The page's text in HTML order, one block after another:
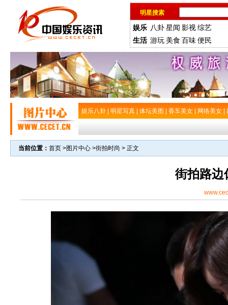
明星搜索
娱乐 八卦星闻 影视综艺
生活 游玩 美食 百味便民
娱乐八卦 明星写真 体坛美图 香车美女 网络美女
当前位置： 首页 >图片中心 >街拍时尚 > 正文
街拍路边